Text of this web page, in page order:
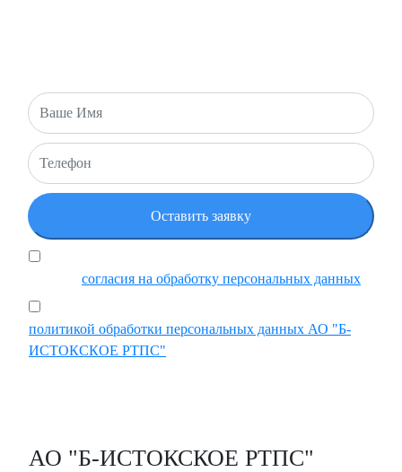
согласия на обработку персональных данных
политикой обработки персональных данных АО "Б-
ИСТОКСКОЕ РТПС"
АО "Б-ИСТОКСКОЕ РТПС"